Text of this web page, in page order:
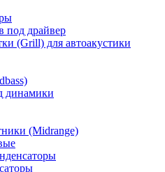
под драйвер
(Grill) для автоакустики
динамики
(Midrange)